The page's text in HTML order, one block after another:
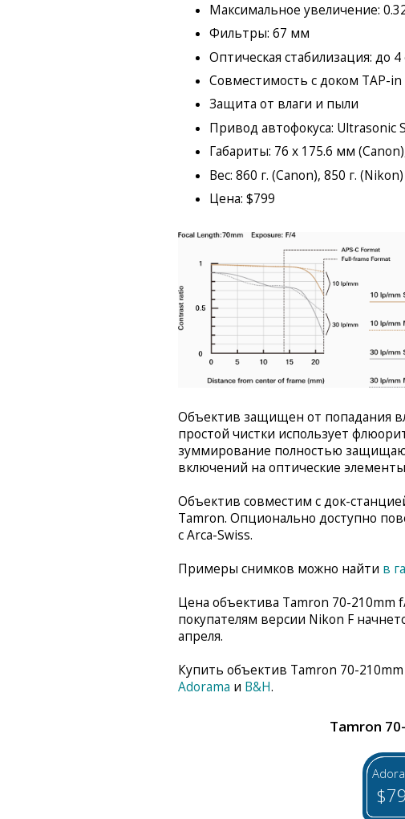
Максимальное увеличение:
Фильтры: 67 мм
Оптическая стабилизация: до 4
Совместимость с доком TAP-in
Защита от влаги и пыли
Привод автофокуса: Ultrasonic
Габариты: 76 x 175.6 мм
Вес: 860 г. (Canon), 850 г. (Nikon)
Цена: $799
Объектив защищен от попадания
простой чистки использует
зуммирование полностью
включений на оптические
Объектив совместим с док-
Tamron. Опционально доступно
с Arca-Swiss.
Примеры снимков можно найти в
Цена объектива Tamron 70-210mm
покупателям версии Nikon F
апреля.
Купить объектив Tamron 70-
Adorama и B&H.
Tamron